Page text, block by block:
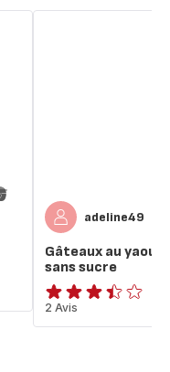
adeline49
Gâteaux au
sans sucre
ratings.3.4
2 Avis